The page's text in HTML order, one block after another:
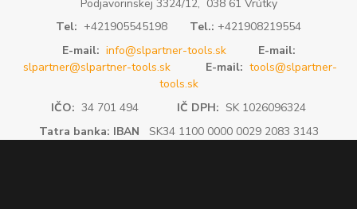
Podjavorinskej 3324/12, 038 61 Vrútky
Tel: +421905545198 Tel.: +421908219554
E-mail: info@slpartner-tools.sk
E-mail:
slpartner@slpartner-tools.sk
E-mail: tools@slpartner-
tools.sk
IČO: 34 701 494 IČ DPH: SK 1026096324
Tatra banka: IBAN SK34 1100 0000 0029 2083 3143